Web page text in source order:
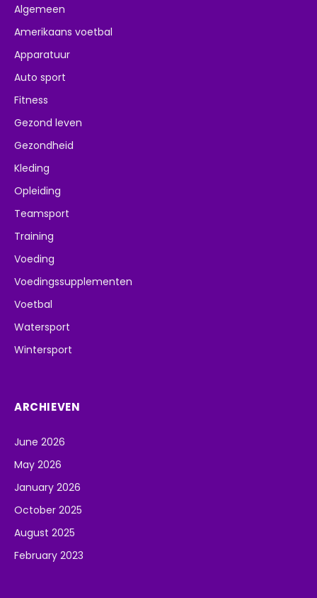
Algemeen
Amerikaans voetbal
Apparatuur
Auto sport
Fitness
Gezond leven
Gezondheid
Kleding
Opleiding
Teamsport
Training
Voeding
Voedingssupplementen
Voetbal
Watersport
Wintersport
ARCHIEVEN
June 2026
May 2026
January 2026
October 2025
August 2025
February 2023